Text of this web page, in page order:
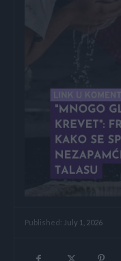
Published: July 1, 2026